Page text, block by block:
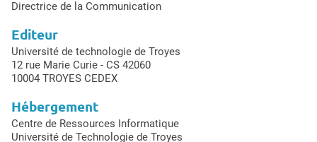
Directrice de la Communication
Editeur
Université de technologie de Troyes
12 rue Marie Curie - CS 42060
10004 TROYES CEDEX
Hébergement
Centre de Ressources Informatique
Université de Technologie de Troyes